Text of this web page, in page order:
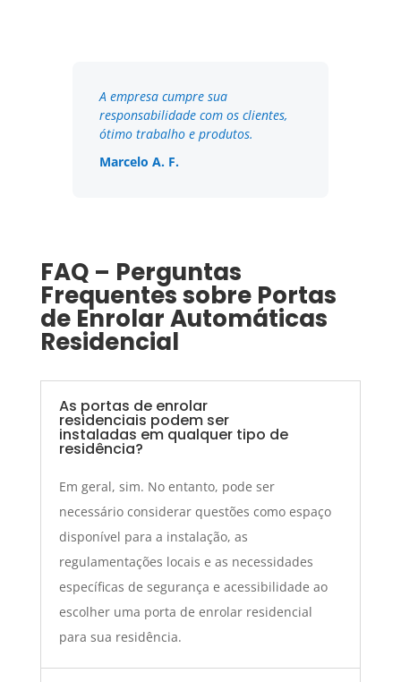
A empresa cumpre sua
responsabilidade com os clientes,
ótimo trabalho e produtos.
Marcelo A. F.
FAQ – Perguntas
Frequentes sobre Portas
de Enrolar Automáticas
Residencial
As portas de enrolar
residenciais podem ser
instaladas em qualquer tipo de
residência?
Em geral, sim. No entanto, pode ser
necessário considerar questões como espaço
disponível para a instalação, as
regulamentações locais e as necessidades
específicas de segurança e acessibilidade ao
escolher uma porta de enrolar residencial
para sua residência.